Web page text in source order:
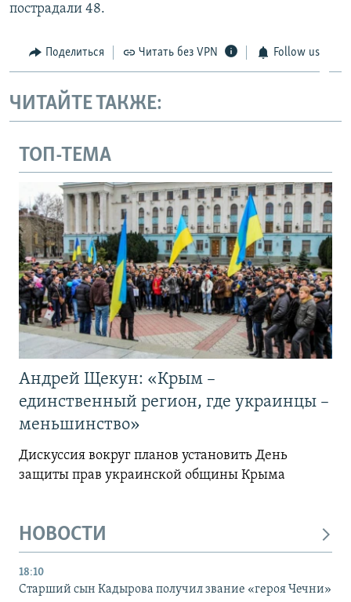
пострадали 48.
Поделиться Читать без VPN Follow us
ЧИТАЙТЕ ТАКЖЕ:
ТОП-ТЕМА
Андрей Щекун: «Крым –
единственный регион, где украинцы –
меньшинство»
Дискуссия вокруг планов установить День
защиты прав украинской общины Крыма
НОВОСТИ
18:10
Старший сын Кадырова получил звание «героя Чечни»